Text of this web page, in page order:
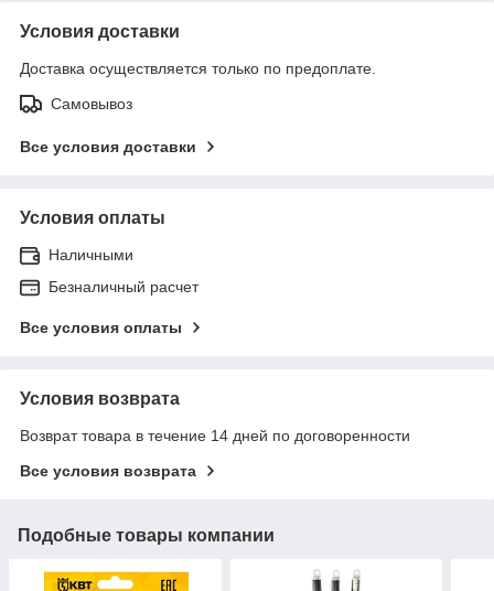
Условия доставки
Доставка осуществляется только по предоплате.
Самовывоз
Все условия доставки
Условия оплаты
Наличными
Безналичный расчет
Все условия оплаты
Условия возврата
Возврат товара в течение 14 дней по договоренности
Все условия возврата
Подобные товары компании